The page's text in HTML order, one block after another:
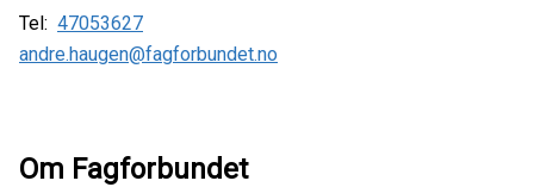
Tel: 47053627
andre.haugen@fagforbundet.no
Om Fagforbundet